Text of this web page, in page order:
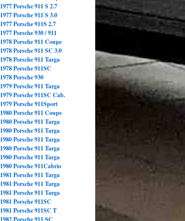
1977 Porsche 911 S 2.7
1977 Porsche 911 S 3.0
1977 Porsche 911S 2.7
1977 Porsche 930 / 911
1978 Porsche 911 Coupe
1978 Porsche 911 SC 3.0
1978 Porsche 911 Targa
1978 Porsche 911SC
1978 Porsche 930
1979 Porsche 911 Targa
1979 Porsche 911SC Cab.
1979 Porsche 911Sport
1980 Porsche 911 Coupe
1980 Porsche 911 Targa
1980 Porsche 911 Targa
1980 Porsche 911 Targa
1980 Porsche 911 Targa
1980 Porsche 911 Targa
1980 Porsche 911Cabrio
1981 Porsche 911 Targa
1981 Porsche 911 Targa
1981 Porsche 911 Targa
1981 Porsche 911SC
1981 Porsche 911SC T
1982 Porsche 911 SC